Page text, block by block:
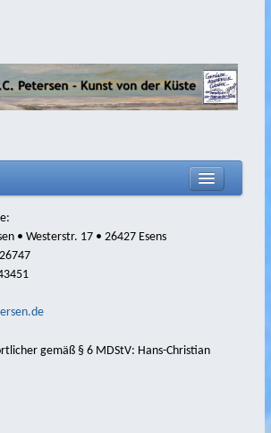
• Westerstr. 17 • 26427 Esens
gemäß § 6 MDStV: Hans-Christian